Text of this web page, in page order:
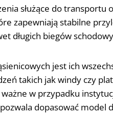
służące do
zapewniają stabilne
długich biegów
jest ich
takich jak windy czy
w przypadku
dopasować